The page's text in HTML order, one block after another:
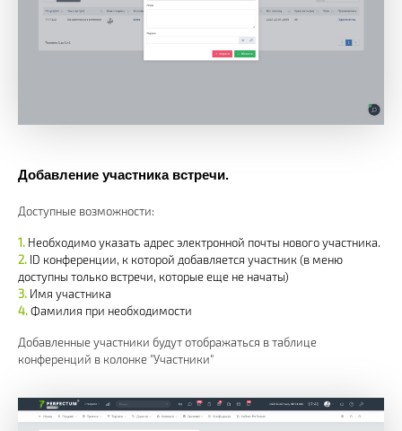
Добавление участника встречи.
Доступные возможности:
Необходимо указать адрес электронной почты нового участника.
ID конференции, к которой добавляется участник (в меню
доступны только встречи, которые еще не начаты)
Имя участника
Фамилия при необходимости
Добавленные участники будут отображаться в таблице
конференций в колонке "Участники"